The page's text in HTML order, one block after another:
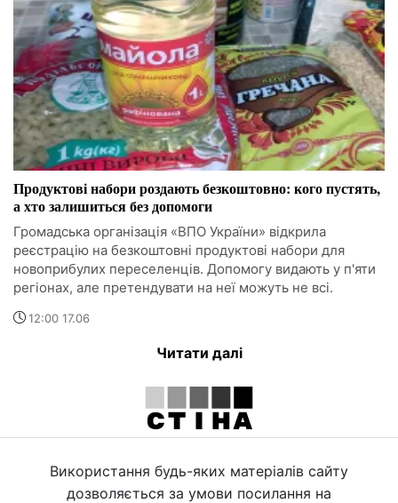
Продуктові набори роздають безкоштовно: кого пустять,
а хто залишиться без допомоги
Громадська організація «ВПО України» відкрила
реєстрацію на безкоштовні продуктові набори для
новоприбулих переселенців. Допомогу видають у п'яти
регіонах, але претендувати на неї можуть не всі.
12:00 17.06
Читати далі
Використання будь-яких матеріалів сайту
дозволяється за умови посилання на